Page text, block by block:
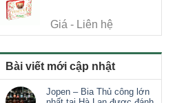
Giá - Liên hệ
Bài viết mới cập nhật
Jopen – Bia Thủ công lớn